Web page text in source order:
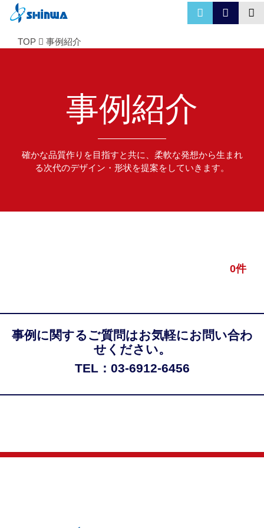
TOP 事例紹介
事例紹介
確かな品質作りを目指すと共に、柔軟な発想から生まれ
る次代のデザイン・形状を提案をしていきます。
0件
事例に関するご質問はお気軽にお問い合わ
せください。
TEL：03-6912-6456